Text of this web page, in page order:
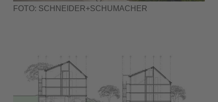
FOTO: SCHNEIDER+SCHUMACHER